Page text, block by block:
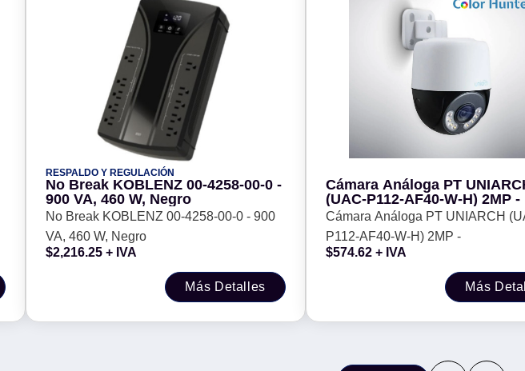
RESPALDO Y REGULACIÓN
No Break KOBLENZ 00-4258-00-0 -
900 VA, 460 W, Negro
No Break KOBLENZ 00-4258-00-0 - 900
VA, 460 W, Negro
$2,216.25 + IVA
Más Detalles
Cámara Análoga PT
(UAC-P112-AF40-W-H) 2MP -
Cámara Análoga PT UNIARCH
P112-AF40-W-H) 2MP -
$574.62 + IVA
Más